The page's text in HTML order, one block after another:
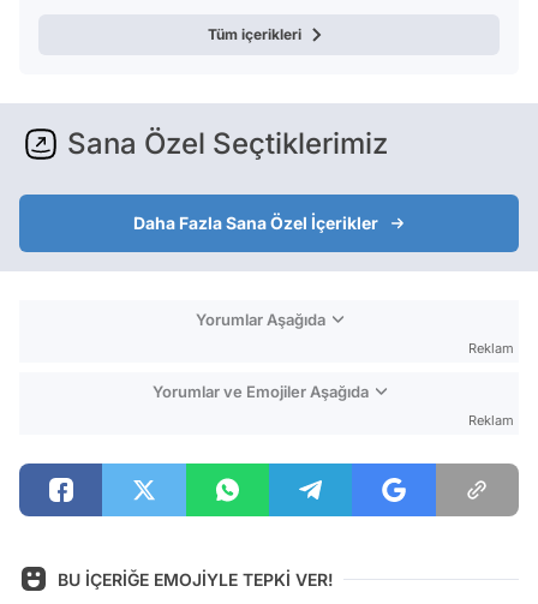
Tüm içerikleri
Sana Özel Seçtiklerimiz
Daha Fazla Sana Özel İçerikler
Yorumlar Aşağıda
Reklam
Yorumlar ve Emojiler Aşağıda
Reklam
BU İÇERİĞE EMOJİYLE TEPKİ VER!